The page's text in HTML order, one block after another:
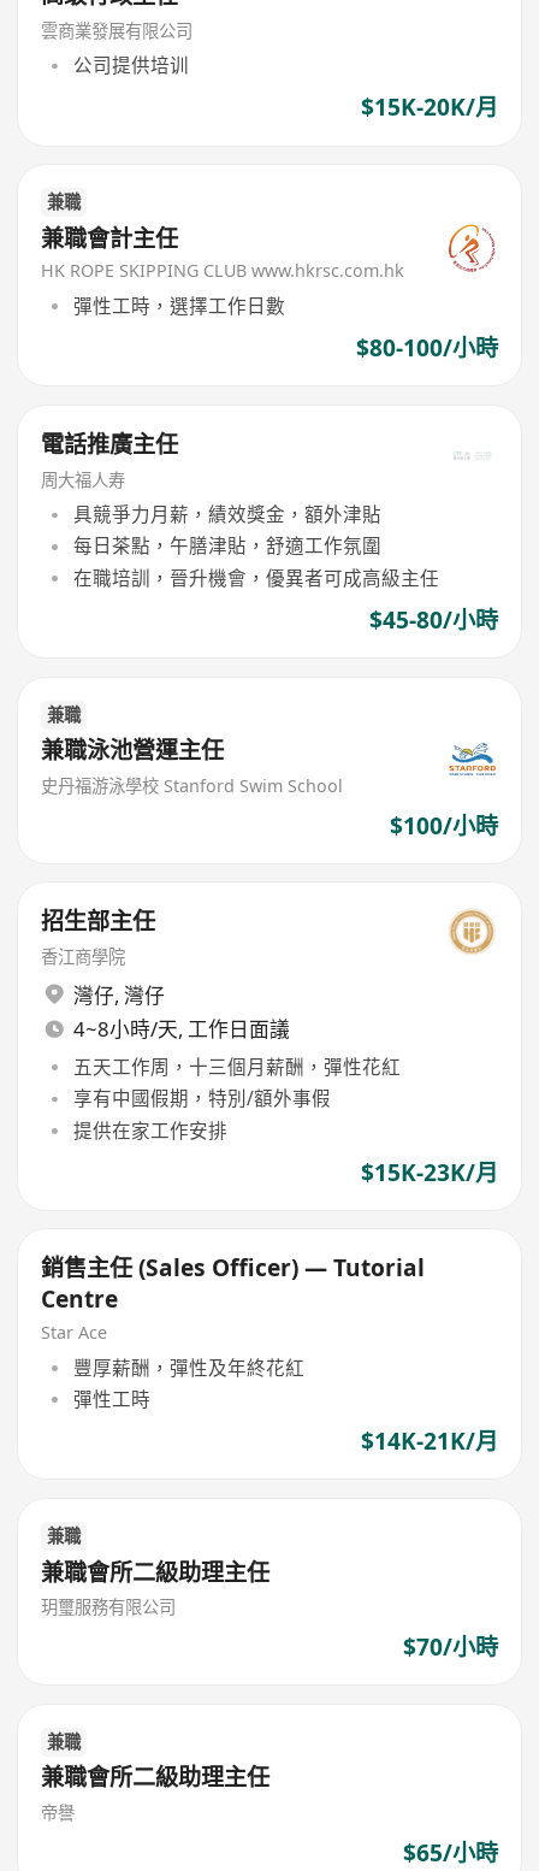
雲商業發展有限公司
公司提供培训
$15K-20K/月
兼職
兼職會計主任
HK ROPE SKIPPING CLUB www.hkrsc.com.hk
彈性工時，選擇工作日數
$80-100/小時
電話推廣主任
周大福人寿
具競爭力月薪，績效獎金，額外津貼
每日茶點，午膳津貼，舒適工作氛圍
在職培訓，晉升機會，優異者可成高級主任
$45-80/小時
兼職
兼職泳池營運主任
史丹福游泳學校 Stanford Swim School
$100/小時
招生部主任
香江商學院
灣仔, 灣仔
4~8小時/天, 工作日面議
五天工作周，十三個月薪酬，彈性花紅
享有中國假期，特別/額外事假
提供在家工作安排
$15K-23K/月
銷售主任 (Sales Officer) — Tutorial
Centre
Star Ace
豐厚薪酬，彈性及年終花紅
彈性工時
$14K-21K/月
兼職
兼職會所二級助理主任
玥璽服務有限公司
$70/小時
兼職
兼職會所二級助理主任
帝譽
$65/小時